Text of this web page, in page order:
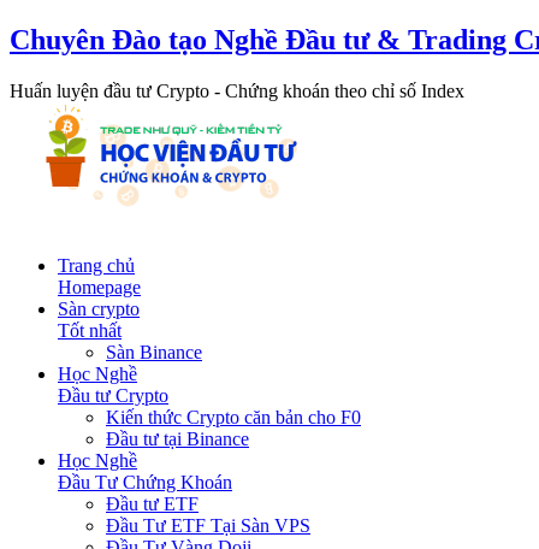
Chuyên Đào tạo Nghề Đầu tư & Trading
Huấn luyện đầu tư Crypto - Chứng khoán theo chỉ số Index
Trang chủ
Homepage
Sàn crypto
Tốt nhất
Sàn Binance
Học Nghề
Đầu tư Crypto
Kiến thức Crypto căn bản cho F0
Đầu tư tại Binance
Học Nghề
Đầu Tư Chứng Khoán
Đầu tư ETF
Đầu Tư ETF Tại Sàn VPS